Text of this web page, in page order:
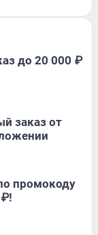
до 20 000 ₽
заказ от
промокоду